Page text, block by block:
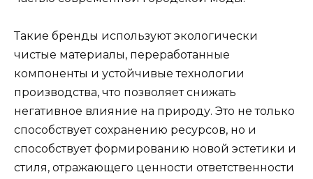
Такие бренды используют экологически
чистые материалы, переработанные
компоненты и устойчивые технологии
производства, что позволяет снижать
негативное влияние на природу. Это не только
способствует сохранению ресурсов, но и
способствует формированию новой эстетики и
стиля, отражающего ценности ответственности